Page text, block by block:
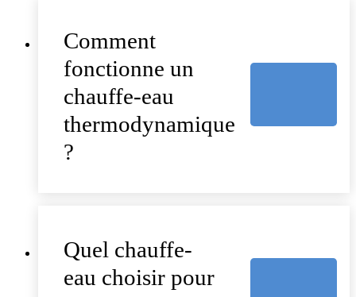
Comment
fonctionne un
chauffe-eau
thermodynamique
?
Quel chauffe-
eau choisir pour